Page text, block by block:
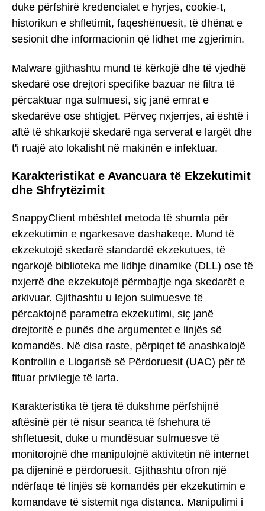
duke përfshirë kredencialet e hyrjes, cookie-t,
historikun e shfletimit, faqeshënuesit, të dhënat e
sesionit dhe informacionin që lidhet me zgjerimin.
Malware gjithashtu mund të kërkojë dhe të vjedhë
skedarë ose drejtori specifike bazuar në filtra të
përcaktuar nga sulmuesi, siç janë emrat e
skedarëve ose shtigjet. Përveç nxjerrjes, ai është i
aftë të shkarkojë skedarë nga serverat e largët dhe
t'i ruajë ato lokalisht në makinën e infektuar.
Karakteristikat e Avancuara të Ekzekutimit
dhe Shfrytëzimit
SnappyClient mbështet metoda të shumta për
ekzekutimin e ngarkesave dashakeqe. Mund të
ekzekutojë skedarë standardë ekzekutues, të
ngarkojë biblioteka me lidhje dinamike (DLL) ose të
nxjerrë dhe ekzekutojë përmbajtje nga skedarët e
arkivuar. Gjithashtu u lejon sulmuesve të
përcaktojnë parametra ekzekutimi, siç janë
drejtoritë e punës dhe argumentet e linjës së
komandës. Në disa raste, përpiqet të anashkalojë
Kontrollin e Llogarisë së Përdoruesit (UAC) për të
fituar privilegje të larta.
Karakteristika të tjera të dukshme përfshijnë
aftësinë për të nisur seanca të fshehura të
shfletuesit, duke u mundësuar sulmuesve të
monitorojnë dhe manipulojnë aktivitetin në internet
pa dijeninë e përdoruesit. Gjithashtu ofron një
ndërfaqe të linjës së komandës për ekzekutimin e
komandave të sistemit nga distanca. Manipulimi i